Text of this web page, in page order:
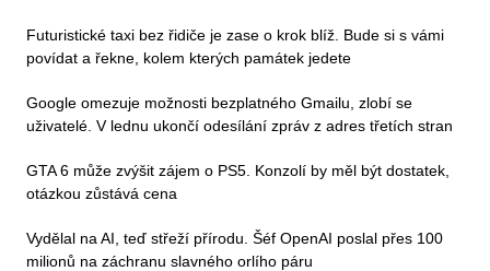
Futuristické taxi bez řidiče je zase o krok blíž. Bude si s vámi
povídat a řekne, kolem kterých památek jedete
Google omezuje možnosti bezplatného Gmailu, zlobí se
uživatelé. V lednu ukončí odesílání zpráv z adres třetích stran
GTA 6 může zvýšit zájem o PS5. Konzolí by měl být dostatek,
otázkou zůstává cena
Vydělal na AI, teď střeží přírodu. Šéf OpenAI poslal přes 100
milionů na záchranu slavného orlího páru